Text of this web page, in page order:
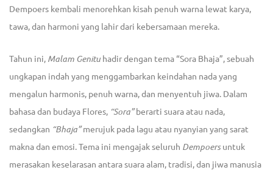
Dempoers kembali menorehkan kisah penuh warna lewat karya,
tawa, dan harmoni yang lahir dari kebersamaan mereka.
Tahun ini, Malam Genituhadir dengan tema “Sora Bhaja”, sebuah
ungkapan indah yang menggambarkan keindahan nada yang
mengalun harmonis, penuh warna, dan menyentuh jiwa. Dalam
bahasa dan budaya Flores, “Sora”berarti suara atau nada,
sedangkan “Bhaja”merujuk pada lagu atau nyanyian yang sarat
makna dan emosi. Tema ini mengajak seluruh Dempoersuntuk
merasakan keselarasan antara suara alam, tradisi, dan jiwa manusia